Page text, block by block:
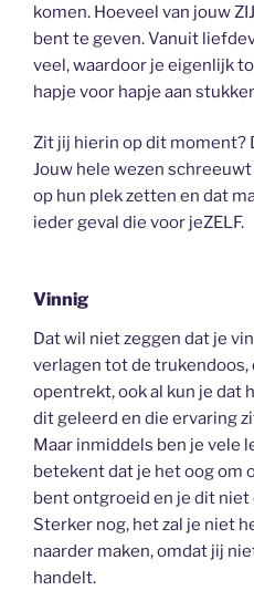
komen. Hoeveel van jouw
bent te geven. Vanuit
veel, waardoor je eigenlijk
hapje voor hapje aan
Zit jij hierin op dit moment?
Jouw hele wezen
op hun plek zetten en dat
ieder geval die voor jeZELF.
Vinnig
Dat wil niet zeggen dat je
verlagen tot de trukendoos,
opentrekt, ook al kun je dat
dit geleerd en die ervaring
Maar inmiddels ben je vele
betekent dat je het oog om
bent ontgroeid en je dit
Sterker nog, het zal je niet
naarder maken, omdat jij
handelt.